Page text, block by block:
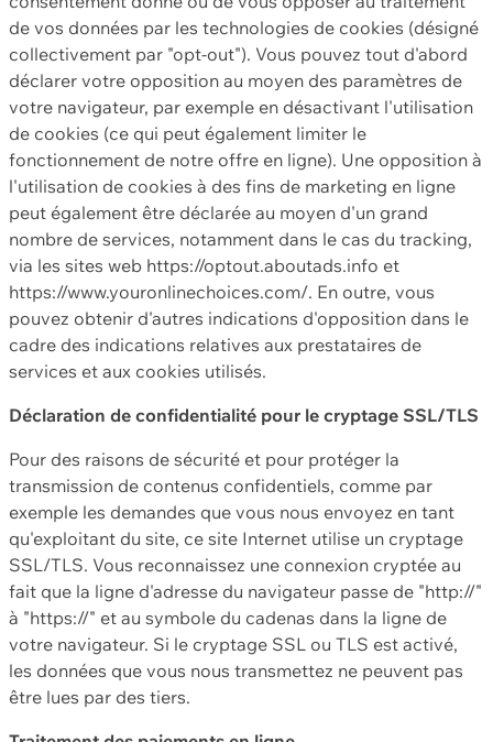
de vos données par les technologies de cookies (désigné
collectivement par "opt-out"). Vous pouvez tout d'abord
déclarer votre opposition au moyen des paramètres de
votre navigateur, par exemple en désactivant l'utilisation
de cookies (ce qui peut également limiter le
fonctionnement de notre offre en ligne). Une opposition à
l'utilisation de cookies à des fins de marketing en ligne
peut également être déclarée au moyen d'un grand
nombre de services, notamment dans le cas du tracking,
via les sites web https://optout.aboutads.info et
https://www.youronlinechoices.com/. En outre, vous
pouvez obtenir d'autres indications d'opposition dans le
cadre des indications relatives aux prestataires de
services et aux cookies utilisés.
Déclaration de confidentialité pour le cryptage SSL/TLS
Pour des raisons de sécurité et pour protéger la
transmission de contenus confidentiels, comme par
exemple les demandes que vous nous envoyez en tant
qu'exploitant du site, ce site Internet utilise un cryptage
SSL/TLS. Vous reconnaissez une connexion cryptée au
fait que la ligne d'adresse du navigateur passe de "http://"
à "https://" et au symbole du cadenas dans la ligne de
votre navigateur. Si le cryptage SSL ou TLS est activé,
les données que vous nous transmettez ne peuvent pas
être lues par des tiers.